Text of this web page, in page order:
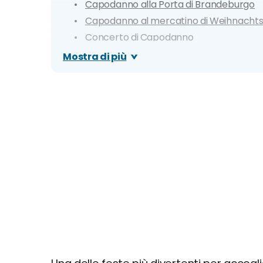
Capodanno alla Porta di Brandeburgo
Capodanno al mercatino di
Concerto di Capodanno
Festa di Capodanno a Kreuzberg
Mostra di più